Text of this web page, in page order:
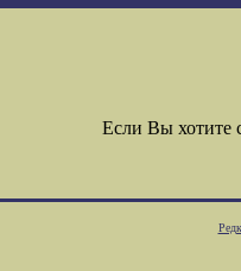
Если Вы хотите